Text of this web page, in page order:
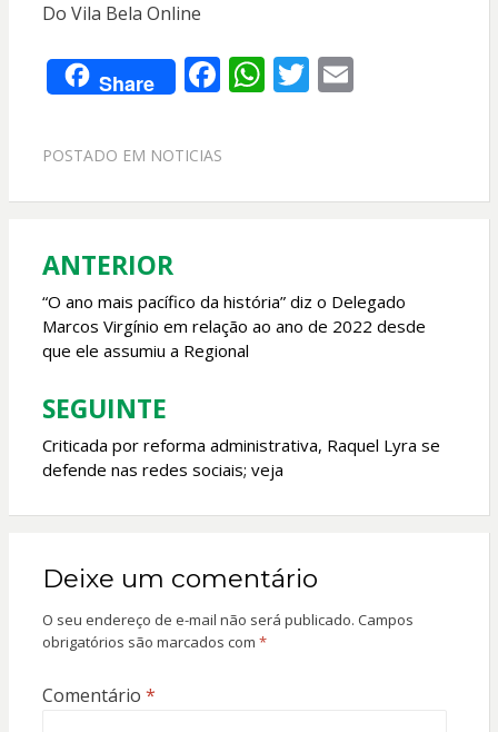
Do Vila Bela Online
Share F
e
o
k
W
A
p
T E
POSTADO EM NOTICIAS
Navegação
de
Post
ANTERIOR
“O ano mais pacífico da história” diz o Delegado
Marcos Virgínio em relação ao ano de 2022 desde
que ele assumiu a Regional
SEGUINTE
Criticada por reforma administrativa, Raquel Lyra se
defende nas redes sociais; veja
Deixe um comentário
O seu endereço de e-mail não será publicado. Campos
obrigatórios são marcados com *
Comentário *